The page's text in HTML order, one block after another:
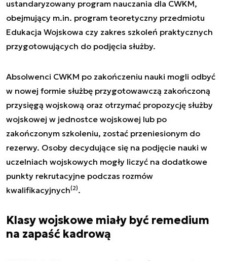
ustandaryzowany program nauczania dla CWKM,
obejmujący m.in. program teoretyczny przedmiotu
Edukacja Wojskowa czy zakres szkoleń praktycznych
przygotowujących do podjęcia służby.
Absolwenci CWKM po zakończeniu nauki mogli odbyć
w nowej formie służbę przygotowawczą zakończoną
przysięgą wojskową oraz otrzymać propozycję służby
wojskowej w jednostce wojskowej lub po
zakończonym szkoleniu, zostać przeniesionym do
rezerwy. Osoby decydujące się na podjęcie nauki w
uczelniach wojskowych mogły liczyć na dodatkowe
punkty rekrutacyjne podczas rozmów
kwalifikacyjnych(2).
Klasy wojskowe miały być remedium
na zapaść kadrową